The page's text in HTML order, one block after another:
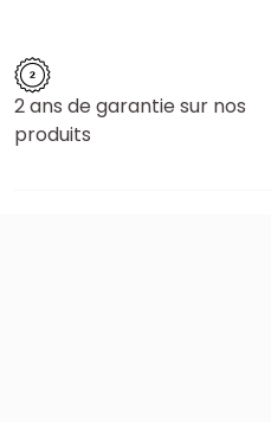
2 ans de garantie sur nos
produits